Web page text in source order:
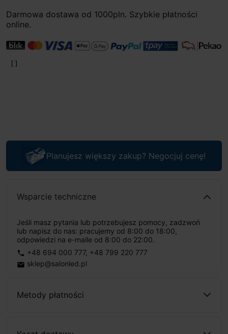
Darmowa dostawa od 1000pln. Szybkie płatności
online.
Planujesz większy zakup? Negocjuj cenę!
Wsparcie techniczne
Jeśli masz pytania lub potrzebujesz pomocy, zadzwoń
lub napisz do nas: pracujemy od 8:00 do 18:00,
odpowiedzi na e-maile od 8:00 do 22:00.
phone +48 694 000 777, +48 799 220 777
email sklep@salonled.pl
Metody płatności